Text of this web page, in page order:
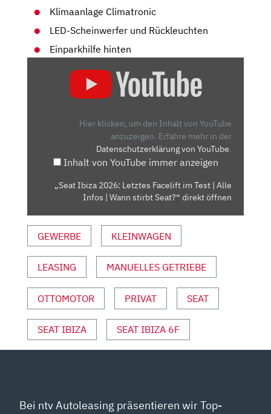
Klimaanlage Climatronic
LED-Scheinwerfer und Rückleuchten
Einparkhilfe hinten
WANN
STIRBT
VON
YOUTUBE
ANZEIGEN
Hier klicken, um den Inhalt von YouTube
anzuzeigen. Erfahre mehr in der
Datenschutzerklärung von YouTube.
Inhalt von YouTube immer anzeigen
„Seat Ibiza 2026: Letztes Facelift im Test | Alle
Infos | Wann stirbt Seat?“ direkt öffnen
GEWERBE KLEINWAGEN
LEASING MANUELLES GETRIEBE
OTTOMOTOR PRIVAT SEAT
SEAT IBIZA SEAT IBIZA 6F
Bei ntv Autoleasing präsentieren wir Top-